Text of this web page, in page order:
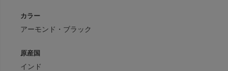
カラー
アーモンド・ブラック
原産国
インド